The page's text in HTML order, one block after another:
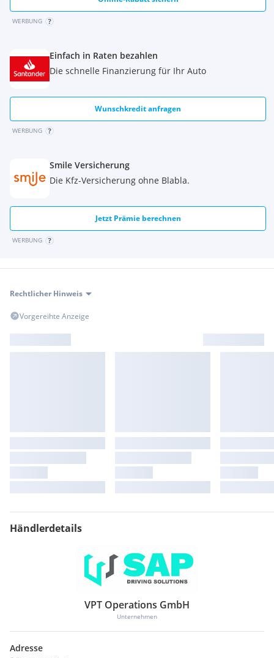
WERBUNG
Einfach in Raten bezahlen
Die schnelle Finanzierung für Ihr Auto
Wunschkredit anfragen
WERBUNG
Smile Versicherung
Die Kfz-Versicherung ohne Blabla.
Jetzt Prämie berechnen
WERBUNG
Rechtlicher Hinweis
Vorgereihte Anzeige
Händlerdetails
VPT Operations GmbH
Unternehmen
Adresse